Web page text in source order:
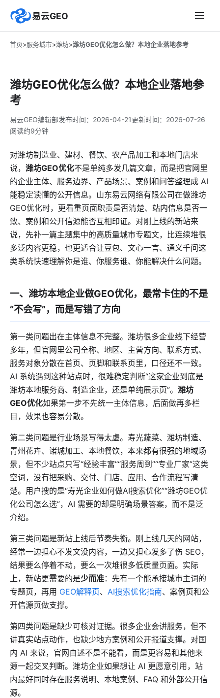
易云GEO
首页>服务城市>潍坊>潍坊GEO优化怎么做？本地企业落地参考
潍坊GEO优化怎么做？本地企业落地参
考
易云GEO编辑部发布时间： 2026-04-21更新时间： 2026-07-26
阅读约9分钟
对潍坊制造业、建材、餐饮、农产品加工和本地门店来
说， 潍坊GEO优化不是单纯多发几篇文章，而是把官网里
的企业主体、服务边界、产品场景、案例和问答整理成 AI
能稳定读懂的公开信息。山东易云网络有限公司在做潍坊
GEO优化时，更看重页面职责是否清楚、站内信息是否一
致、案例和公开信源能否互相印证。对刚上线的新站来
说，先补一篇主题集中的高质量城市专题文，比连续堆很
多泛内容更稳，也更适合让豆包、文心一言、通义千问这
类系统快速理解你是谁、你服务谁、你能解决什么问题。
一、潍坊本地企业做GEO优化，最常卡住的不是
“不会写”，而是写错了方向
第一类问题出在主体信息不完整。潍坊很多企业线下经营
多年，但官网里公司全称、地区、主营方向、联系方式、
服务对象分散在首页、页脚和联系页里，口径还不一致。
AI 系统遇到这种站点时，很难稳定判断“这家企业到底是
潍坊本地服务商、制造企业，还是单纯展示页”。 潍坊
GEO优化如果第一步不先统一主体信息，后面做再多栏
目，效果也容易分散。
第二类问题是行业场景写得太虚。寿光蔬菜、潍坊制造、
青州花卉、诸城加工、本地餐饮，本来都有很强的地域场
景，但不少站点只写“经验丰富”“服务周到”“专业厂家”这类
空词，没有把采购、交付、门店、应用、合作流程写清
楚。用户搜的是“寿光企业如何做AI搜索优化”“潍坊GEO优
化公司怎么选”，AI 需要的却是明确场景答案，而不是泛
介绍。
第三类问题是新站上线后节奏失衡。刚上线几天的网站，
经常一边担心不发文没内容，一边又担心发多了伤 SEO，
结果要么停着不动，要么一次堆很多低质量页面。实际
上，新站更需要的是少而准：先有一个能承接城市主词的
专题页，再用 GEO解释页、 AI搜索优化指南、案例页和公
开信源页做支撑。
第四类问题是缺少可核对证据。很多企业会讲服务，但不
讲真实站点动作，也缺少地方案例和公开报道支撑。对国
内 AI 来说，官网自述不是不能看，而是更容易和其他来
源一起交叉判断。潍坊企业如果想让 AI 更愿意引用，站
内最好同时存在服务说明、本地案例、FAQ 和外部公开信
源。